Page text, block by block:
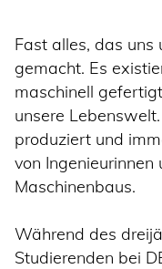
Fast alles, das uns
gemacht. Es
maschinell
unsere
produziert und
von
Maschinenbaus.
Während des
Studierenden bei